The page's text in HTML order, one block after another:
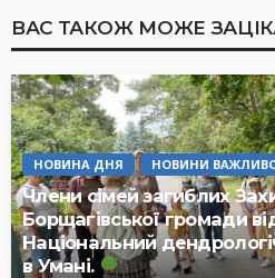
ВАС ТАКОЖ МОЖЕ
НОВИНА ДНЯ НОВИНИ
Члени сімей загиблих
Борщагівської громади
Національний
в Умані.